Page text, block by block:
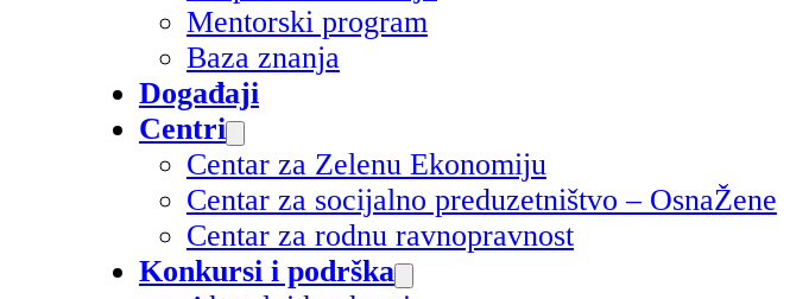
Mentorski program
Baza znanja
Događaji
Centri
Centar za Zelenu Ekonomiju
Centar za socijalno preduzetništvo – OsnaŽene
Centar za rodnu ravnopravnost
Konkursi i podrška